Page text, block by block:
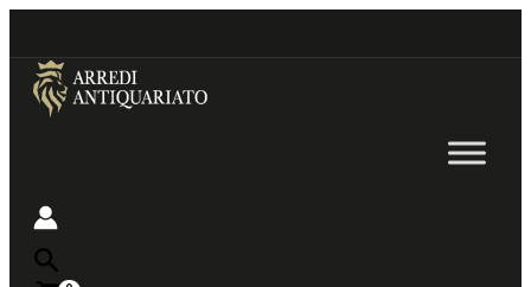
to
content
Near